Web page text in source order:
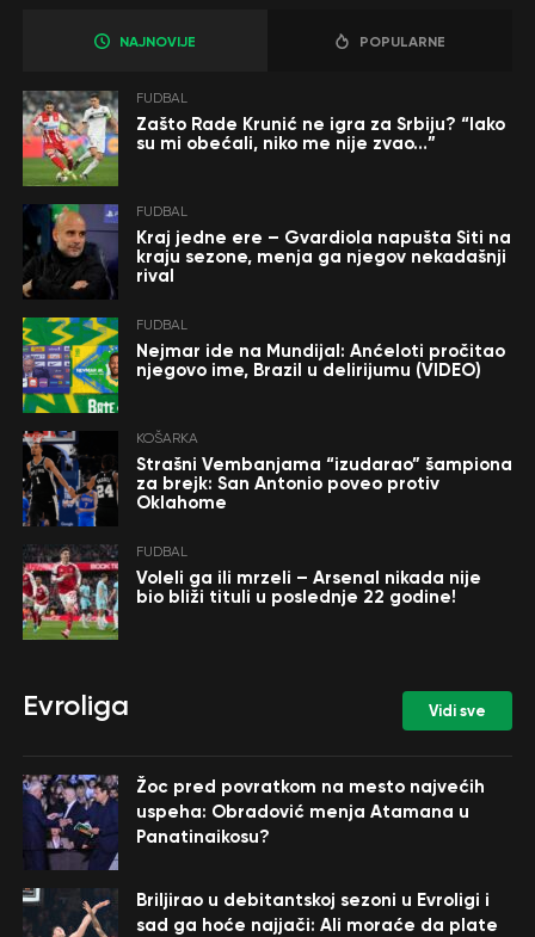
NAJNOVIJE POPULARNE
FUDBAL
Zašto Rade Krunić ne igra za Srbiju? “Iako
su mi obećali, niko me nije zvao…”
FUDBAL
Kraj jedne ere – Gvardiola napušta Siti na
kraju sezone, menja ga njegov nekadašnji
rival
FUDBAL
Nejmar ide na Mundijal: Anćeloti pročitao
njegovo ime, Brazil u delirijumu (VIDEO)
KOŠARKA
Strašni Vembanjama “izudarao” šampiona
za brejk: San Antonio poveo protiv
Oklahome
FUDBAL
Voleli ga ili mrzeli – Arsenal nikada nije
bio bliži tituli u poslednje 22 godine!
Evroliga Vidi sve
Žoc pred povratkom na mesto najvećih
uspeha: Obradović menja Atamana u
Panatinaikosu?
Briljirao u debitantskoj sezoni u Evroligi i
sad ga hoće najjači: Ali moraće da plate